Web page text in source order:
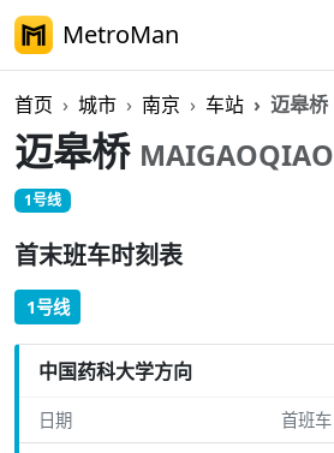
MetroMan
首页 城市 南京 车站 迈皋桥
迈皋桥 MAIGAOQIAO
1号线
首末班车时刻表
1号线
中国药科大学方向
日期 首班车